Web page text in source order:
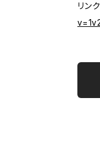
リン